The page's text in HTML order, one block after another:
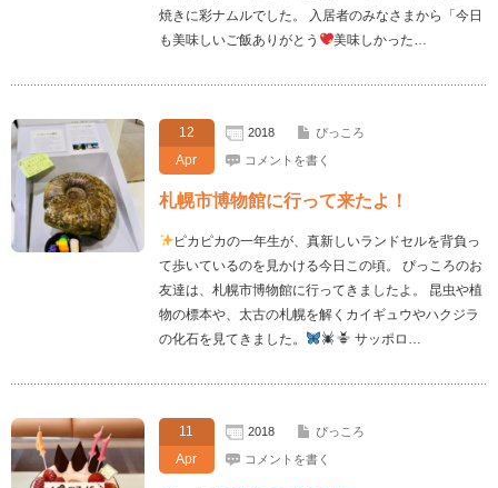
焼きに彩ナムルでした。 入居者のみなさまから「今日
も美味しいご飯ありがとう
美味しかった…
12
Apr
2018 ぴっころ
コメントを書く
札幌市博物館に行って来たよ！
ピカピカの一年生が、真新しいランドセルを背負っ
て歩いているのを見かける今日この頃。 ぴっころのお
友達は、札幌市博物館に行ってきましたよ。 昆虫や植
物の標本や、太古の札幌を解くカイギュウやハクジラ
の化石を見てきました。
サッポロ…
11
Apr
2018 ぴっころ
コメントを書く